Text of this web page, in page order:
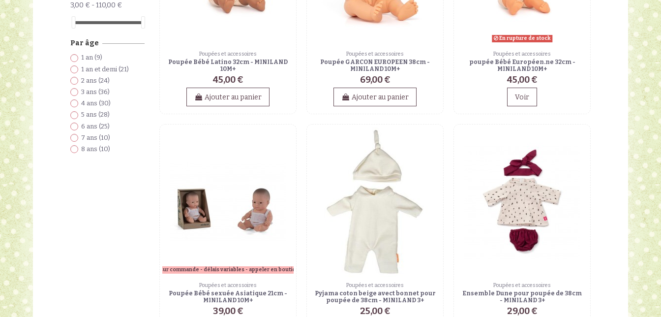
Poupées et accessoires
Poupée Bébé Latino 32cm - MINILAND
10M+
45,00 €
Ajouter au panier
Poupées et accessoires
Poupée GARCON EUROPEEN 38cm -
MINILAND 10M+
69,00 €
Ajouter au panier
En rupture de stock
Poupées et accessoires
poupée Bébé Européen.ne 32cm -
MINILAND 10M+
45,00 €
Voir
sur commande - délais variables - appeler en boutique
Poupées et accessoires
Poupée Bébé sexuée Asiatique 21cm -
MINILAND 10M+
39,00 €
Poupées et accessoires
Pyjama coton beige avect bonnet pour
poupée de 38cm - MINILAND 3+
25,00 €
Poupées et accessoires
Ensemble Dune pour poupée de 38cm
- MINILAND 3+
29,00 €
3,00 € - 110,00 €
Par âge
1 an (9)
1 an et demi (21)
2 ans (24)
3 ans (36)
4 ans (30)
5 ans (28)
6 ans (25)
7 ans (10)
8 ans (10)